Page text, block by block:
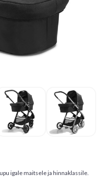
igale maitsele ja hinnaklassile.